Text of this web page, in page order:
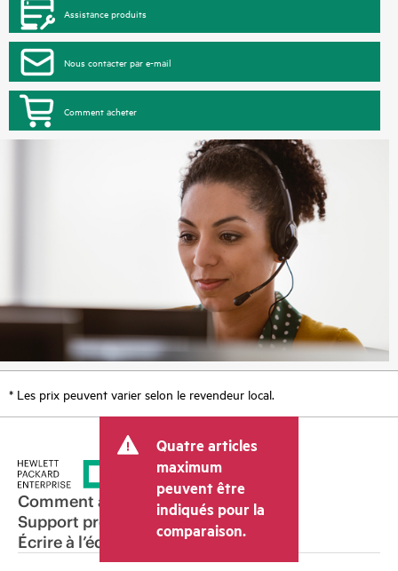
Assistance produits
Nous contacter par e-mail
Comment acheter
* Les prix peuvent varier selon le revendeur local.
Quatre articles
maximum
peuvent être
indiqués pour la
comparaison.
Comment acheter
Support produit
Écrire à l’équipe commerciale